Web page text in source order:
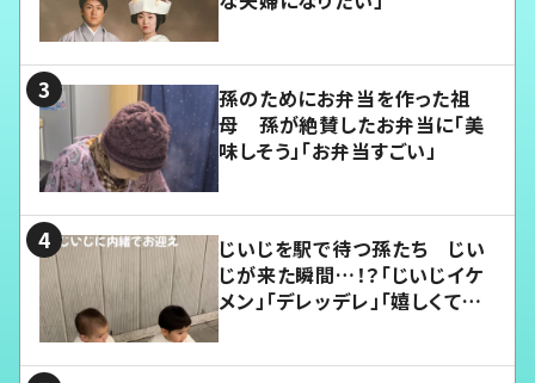
孫のためにお弁当を作った祖
母 孫が絶賛したお弁当に「美
味しそう」「お弁当すごい」
じいじを駅で待つ孫たち じい
じが来た瞬間…！？「じいじイケ
メン」「デレッデレ」「嬉しくて可